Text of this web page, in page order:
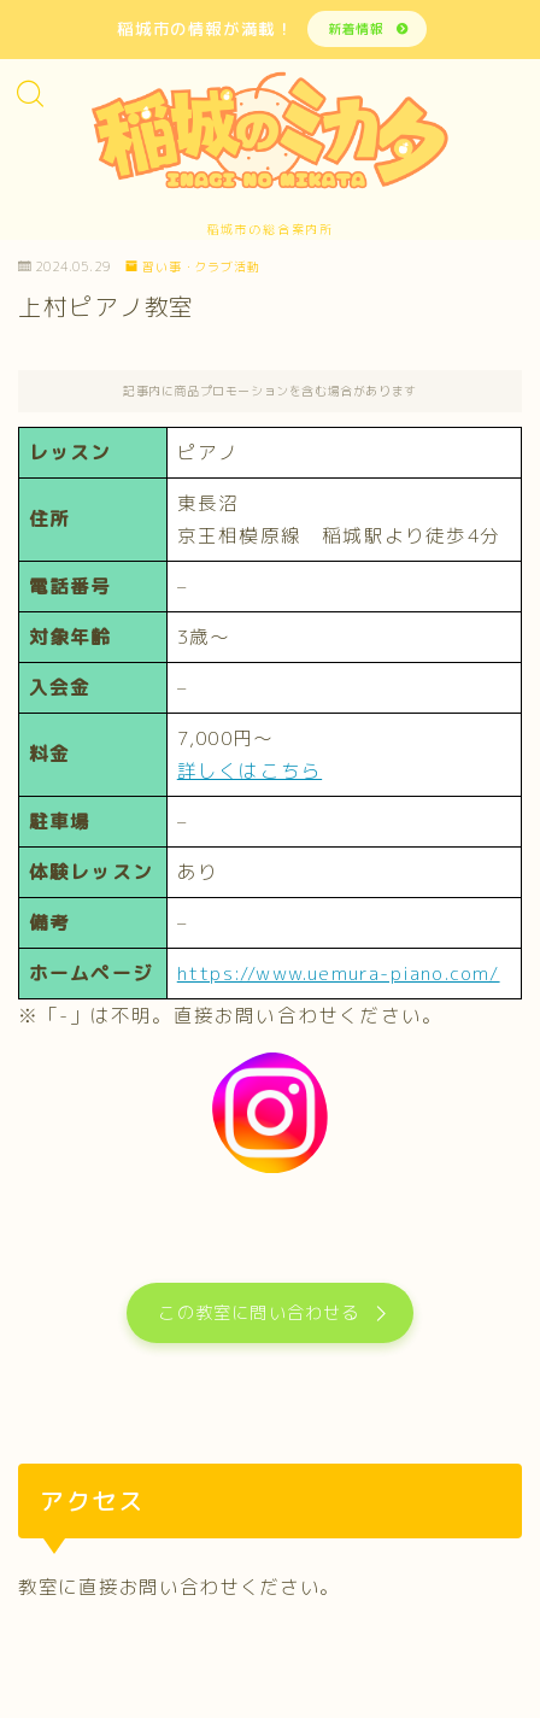
稲城市の情報が満載！ 新着情報
稲城市の総合案内所
2024.05.29 習い事・クラブ活動
上村ピアノ教室
記事内に商品プロモーションを含む場合があります
レッスン ピアノ
住所
東長沼
京王相模原線 稲城駅より徒歩4分
電話番号
–
対象年齢
3歳～
入会金
–
料金
7,000円～
詳しくはこちら
駐車場
–
体験レッスン
あり
備考
–
ホームページ
https://www.uemura-piano.com/
※「-」は不明。直接お問い合わせください。
この教室に問い合わせる
アクセス
教室に直接お問い合わせください。